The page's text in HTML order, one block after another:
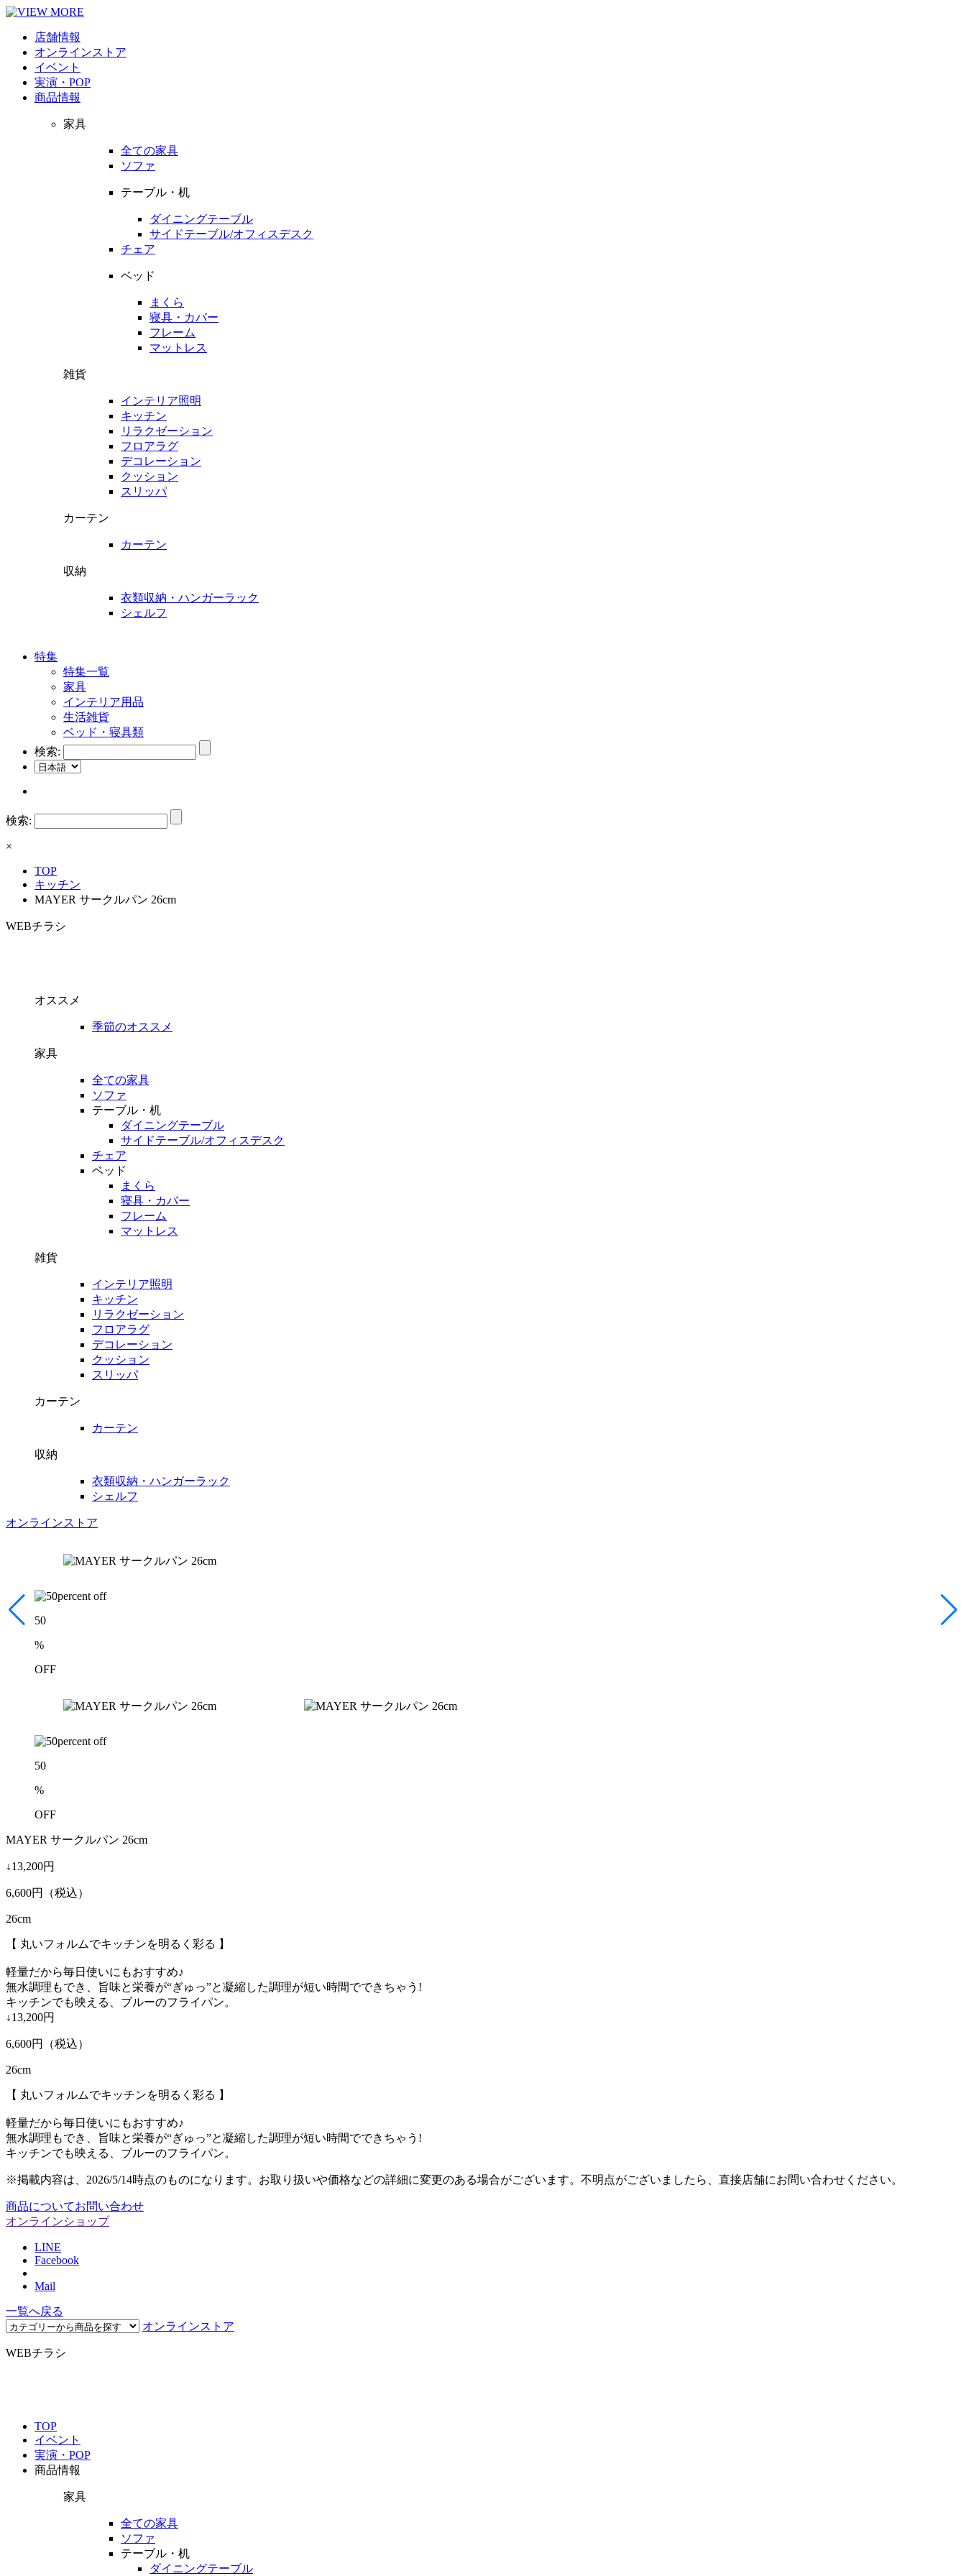
店舗情報
オンラインストア
イベント
実演・POP
商品情報
家具
全ての家具
ソファ
テーブル・机
ダイニングテーブル
サイドテーブル/オフィスデスク
チェア
ベッド
まくら
寝具・カバー
フレーム
マットレス
雑貨
インテリア照明
キッチン
リラクゼーション
フロアラグ
デコレーション
クッション
スリッパ
カーテン
カーテン
収納
衣類収納・ハンガーラック
シェルフ
特集
特集一覧
家具
インテリア用品
生活雑貨
ベッド・寝具類
検索:
検索:
×
TOP
キッチン
MAYER サークルパン 26cm
WEBチラシ
オススメ
季節のオススメ
家具
全ての家具
ソファ
テーブル・机
ダイニングテーブル
サイドテーブル/オフィスデスク
チェア
ベッド
まくら
寝具・カバー
フレーム
マットレス
雑貨
インテリア照明
キッチン
リラクゼーション
フロアラグ
デコレーション
クッション
スリッパ
カーテン
カーテン
収納
衣類収納・ハンガーラック
シェルフ
オンラインストア
50
%
OFF
50
%
OFF
MAYER サークルパン 26cm
↓13,200円
6,600円（税込）
26cm
【 丸いフォルムでキッチンを明るく彩る 】
軽量だから毎日使いにもおすすめ♪
無水調理もでき、旨味と栄養が“ぎゅっ”と凝縮した調理が短い時間でできちゃう!
キッチンでも映える、ブルーのフライパン。
↓13,200円
6,600円（税込）
26cm
【 丸いフォルムでキッチンを明るく彩る 】
軽量だから毎日使いにもおすすめ♪
無水調理もでき、旨味と栄養が“ぎゅっ”と凝縮した調理が短い時間でできちゃう!
キッチンでも映える、ブルーのフライパン。
※掲載内容は、2026/5/14時点のものになります。お取り扱いや価格などの詳細に変更のある場合がございます。不明点がございましたら、直接店舗にお問い合わせください。
商品についてお問い合わせ
オンラインショップ
LINE
Facebook
Mail
一覧へ戻る
オンラインストア
WEBチラシ
TOP
イベント
実演・POP
商品情報
家具
全ての家具
ソファ
テーブル・机
ダイニングテーブル